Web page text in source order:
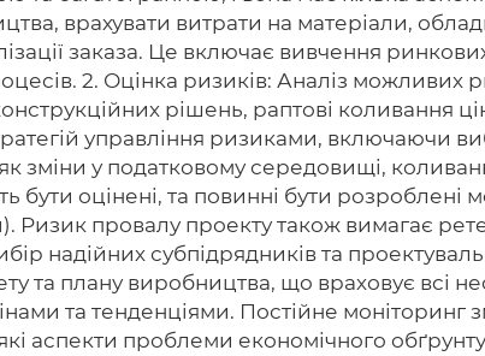
врахувати витрати на матеріали,
заказа. Це включає вивчення
2. Оцінка ризиків: Аналіз можливих
рішень, раптові коливання
управління ризиками, включаючи
зміни у податковому середовищі,
оцінені, та повинні бути розроблені
Ризик провалу проекту також вимагає
надійних субпідрядників та
та плану виробництва, що враховує всі
та тенденціями. Постійне моніторинг
аспекти проблеми економічного